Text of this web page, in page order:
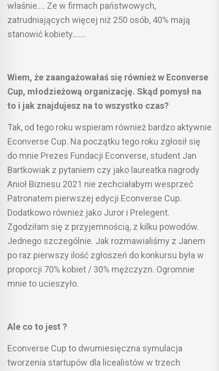
właśnie…. Ze w firmach państwowych,
zatrudniających więcej niż 250 osób, 40% mają
stanowić kobiety…….
Wiem, że zaangażowałaś się również w Econverse
Cup, młodzieżową organizację. Skąd pomysł na
to i jak znajdujesz na to wszystko czas?
Tak, od tego roku wspieram również bardzo aktywnie
Econverse Cup. Na początku tego roku zgłosił się
do mnie Prezes Fundacji Econverse, student Jan
Bartkowiak z pytaniem czy jako laureatka nagrody
Anioł Biznesu 2021 nie zechciałabym wesprzeć
Patronatem pierwszej edycji Econverse Cup.
Dodatkowo również jako Juror i Prelegent.
Zgodziłam się z przyjemnością, z kilku powodów.
Jednego szczególnie. Jak rozmawialiśmy z Janem
po raz pierwszy ilość zgłoszeń do konkursu była w
proporcji 70% kobiet / 30% mężczyzn. Ogromnie
mnie to ucieszyło.
Ale co to jest ?
Econverse Cup to dwumiesięczna symulacja
tworzenia startupów dla licealistów w trzech